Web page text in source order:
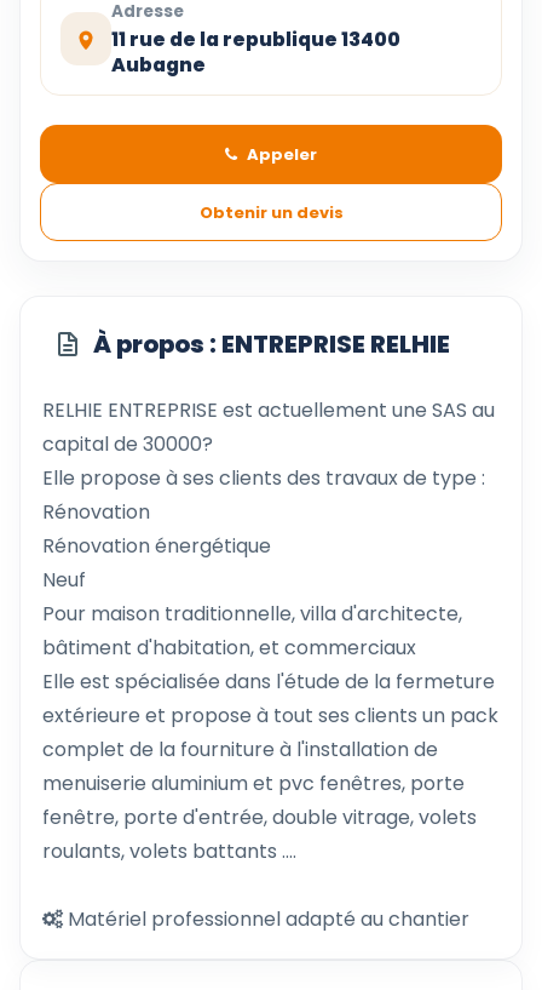
Adresse
11 rue de la republique 13400
Aubagne
Appeler
Obtenir un devis
À propos : ENTREPRISE RELHIE
RELHIE ENTREPRISE est actuellement une SAS au
capital de 30000?
Elle propose à ses clients des travaux de type :
Rénovation
Rénovation énergétique
Neuf
Pour maison traditionnelle, villa d'architecte,
bâtiment d'habitation, et commerciaux
Elle est spécialisée dans l'étude de la fermeture
extérieure et propose à tout ses clients un pack
complet de la fourniture à l'installation de
menuiserie aluminium et pvc fenêtres, porte
fenêtre, porte d'entrée, double vitrage, volets
roulants, volets battants ....
Matériel professionnel adapté au chantier